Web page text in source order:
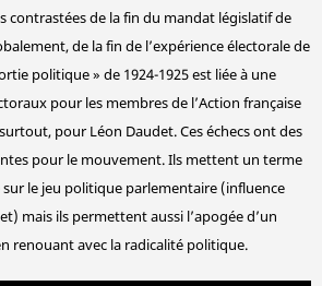
contrastées de la fin du mandat législatif de
de la fin de l’expérience électorale de
politique » de 1924-1925 est liée à une
pour les membres de l’Action française
pour Léon Daudet. Ces échecs ont des
pour le mouvement. Ils mettent un terme
le jeu politique parlementaire (influence
mais ils permettent aussi l’apogée d’un
renouant avec la radicalité politique.